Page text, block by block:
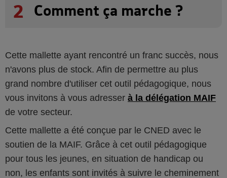
2 Comment ça marche ?
Cette mallette ayant rencontré un franc succès, nous
n'avons plus de stock. Afin de permettre au plus
grand nombre d'utiliser cet outil pédagogique, nous
vous invitons à vous adresser à la délégation MAIF
de votre secteur.
Cette mallette a été conçue par le CNED avec le
soutien de la MAIF. Grâce à cet outil pédagogique
pour tous les jeunes, en situation de handicap ou
non, les enfants sont invités à suivre le cheminement